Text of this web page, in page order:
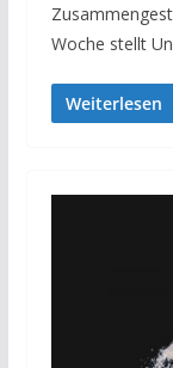
Woche stellt
Weiterlesen